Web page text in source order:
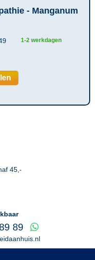
- Manganum
1-2 werkdagen
45,-
89